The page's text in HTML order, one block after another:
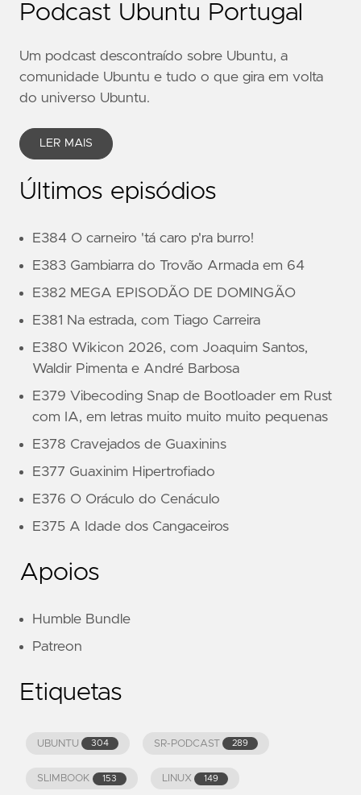
Podcast Ubuntu Portugal
Um podcast descontraído sobre Ubuntu, a
comunidade Ubuntu e tudo o que gira em volta
do universo Ubuntu.
LER MAIS
Últimos episódios
E384 O carneiro 'tá caro p'ra burro!
E383 Gambiarra do Trovão Armada em 64
E382 MEGA EPISODÃO DE DOMINGÃO
E381 Na estrada, com Tiago Carreira
E380 Wikicon 2026, com Joaquim Santos,
Waldir Pimenta e André Barbosa
E379 Vibecoding Snap de Bootloader em Rust
com IA, em letras muito muito muito pequenas
E378 Cravejados de Guaxinins
E377 Guaxinim Hipertrofiado
E376 O Oráculo do Cenáculo
E375 A Idade dos Cangaceiros
Apoios
Humble Bundle
Patreon
Etiquetas
UBUNTU 304 SR-PODCAST 289
SLIMBOOK 153 LINUX 149